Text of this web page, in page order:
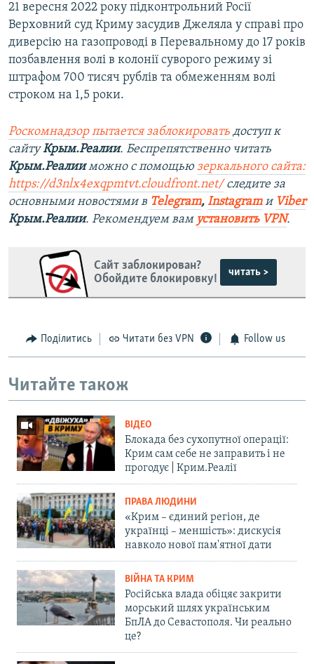
21 вересня 2022 року підконтрольний Росії
Верховний суд Криму засудив Джеляла у справі про
диверсію на газопроводі в Перевальному до 17 років
позбавлення волі в колонії суворого режиму зі
штрафом 700 тисяч рублів та обмеженням волі
строком на 1,5 роки.
Роскомнадзор пытается заблокировать доступ к
сайтуКрым.Реалии. Беспрепятственно читать
Крым.Реалииможно с помощью зеркального сайта:
https://d3nlx4exqpmtvt.cloudfront.net/следите за
основными новостями в Telegram, Instagramи Viber
Крым.Реалии. Рекомендуем вам установить VPN.
Сайт заблокирован?
Обойдите блокировку!
читать >
Поділитись Читати без VPN Follow us
Читайте також
ВІДЕО
Блокада без сухопутної операції:
Крим сам себе не заправить і не
прогодує | Крим.Реалії
ПРАВА ЛЮДИНИ
«Крим – єдиний регіон, де
українці – меншість»: дискусія
навколо нової пам'ятної дати
ВІЙНА ТА КРИМ
Російська влада обіцяє закрити
морський шлях українським
БпЛА до Севастополя. Чи реально
це?